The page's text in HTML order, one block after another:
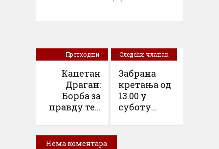
Претходни
Капетан
Драган:
Борба за
правду те...
Следећи чланак
Забрана
кретања од
13.00 у
суботу...
Нема коментара